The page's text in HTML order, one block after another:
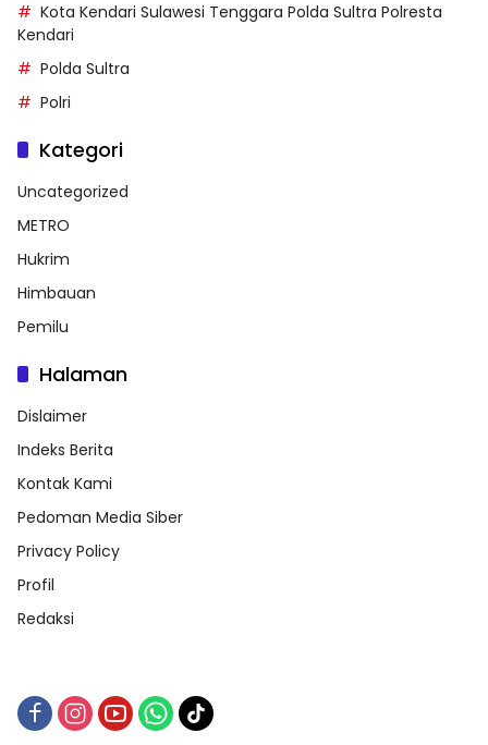
Kota Kendari Sulawesi Tenggara Polda Sultra Polresta
Kendari
Polda Sultra
Polri
Kategori
Uncategorized
METRO
Hukrim
Himbauan
Pemilu
Halaman
Dislaimer
Indeks Berita
Kontak Kami
Pedoman Media Siber
Privacy Policy
Profil
Redaksi